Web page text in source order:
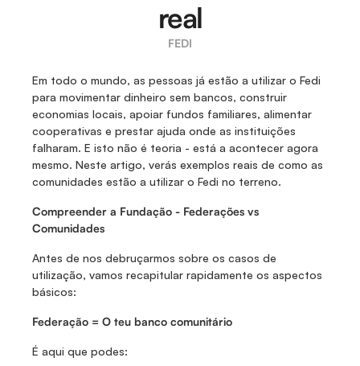
real
FEDI
Em todo o mundo, as pessoas já estão a utilizar o Fedi
para movimentar dinheiro sem bancos, construir
economias locais, apoiar fundos familiares, alimentar
cooperativas e prestar ajuda onde as instituições
falharam. E isto não é teoria - está a acontecer agora
mesmo. Neste artigo, verás exemplos reais de como as
comunidades estão a utilizar o Fedi no terreno.
Compreender a Fundação - Federações vs
Comunidades
Antes de nos debruçarmos sobre os casos de
utilização, vamos recapitular rapidamente os aspectos
básicos:
Federação = O teu banco comunitário
É aqui que podes: